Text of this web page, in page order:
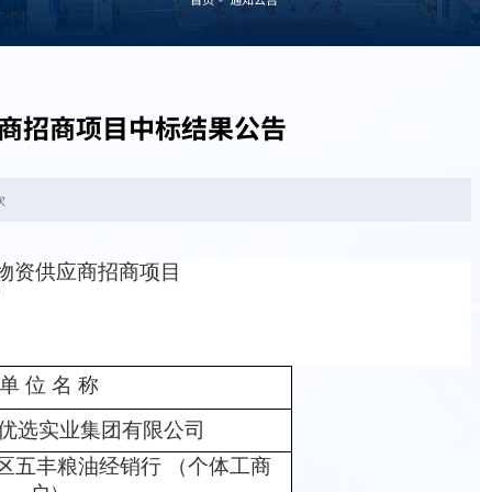
招商项目中标结果公告
资供应商招商项目
单 位 名 称
选实业集团有限公司
五丰粮油经销行
（个体工商